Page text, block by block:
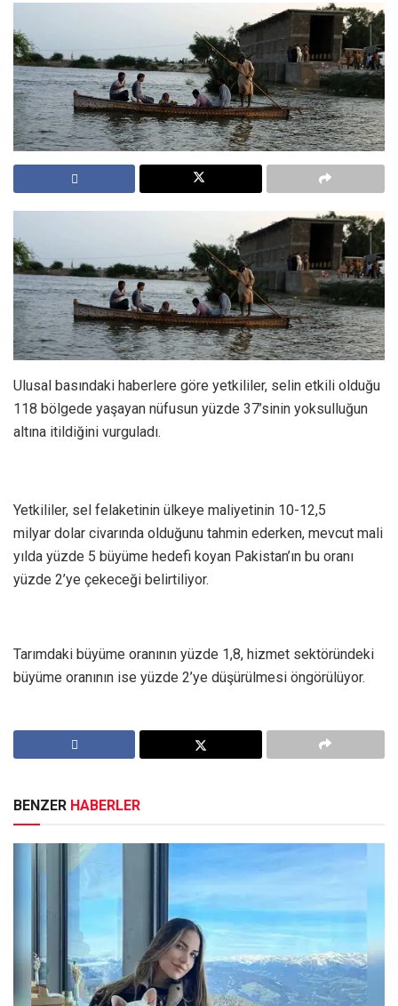
Ulusal basındaki haberlere göre yetkililer, selin etkili olduğu
118 bölgede yaşayan nüfusun yüzde 37’sinin yoksulluğun
altına itildiğini vurguladı.
Yetkililer, sel felaketinin ülkeye maliyetinin 10-12,5
milyar dolar civarında olduğunu tahmin ederken, mevcut mali
yılda yüzde 5 büyüme hedefi koyan Pakistan’ın bu oranı
yüzde 2’ye çekeceği belirtiliyor.
Tarımdaki büyüme oranının yüzde 1,8, hizmet sektöründeki
büyüme oranının ise yüzde 2’ye düşürülmesi öngörülüyor.
BENZER HABERLER